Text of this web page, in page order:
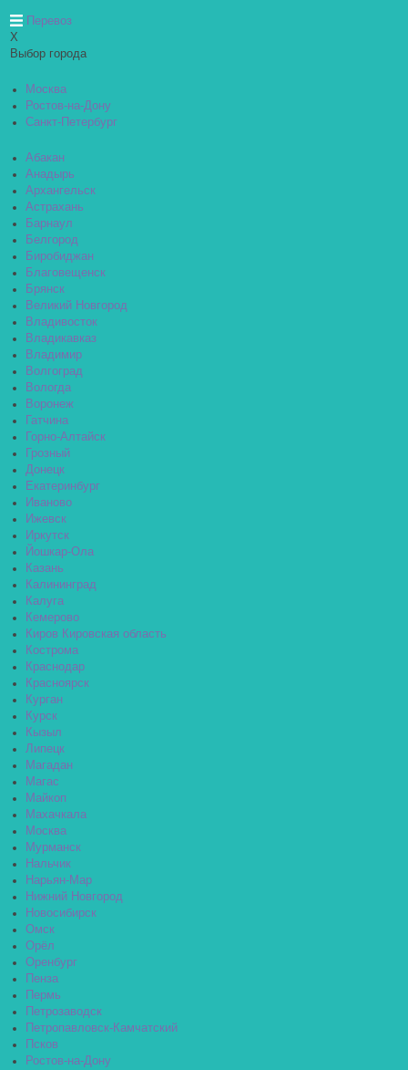
Перевоз
X
Выбор города
Москва
Ростов-на-Дону
Санкт-Петербург
Абакан
Анадырь
Архангельск
Астрахань
Барнаул
Белгород
Биробиджан
Благовещенск
Брянск
Великий Новгород
Владивосток
Владикавказ
Владимир
Волгоград
Вологда
Воронеж
Гатчина
Горно-Алтайск
Грозный
Донецк
Екатеринбург
Иваново
Ижевск
Иркутск
Йошкар-Ола
Казань
Калининград
Калуга
Кемерово
Киров Кировская область
Кострома
Краснодар
Красноярск
Курган
Курск
Кызыл
Липецк
Магадан
Магас
Майкоп
Махачкала
Москва
Мурманск
Нальчик
Нарьян-Мар
Нижний Новгород
Новосибирск
Омск
Орёл
Оренбург
Пенза
Пермь
Петрозаводск
Петропавловск-Камчатский
Псков
Ростов-на-Дону